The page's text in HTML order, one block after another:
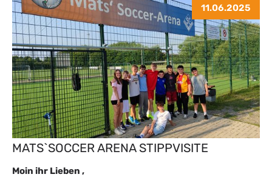
11.06.2025
MATS`SOCCER ARENA STIPPVISITE
Moin ihr Lieben ,